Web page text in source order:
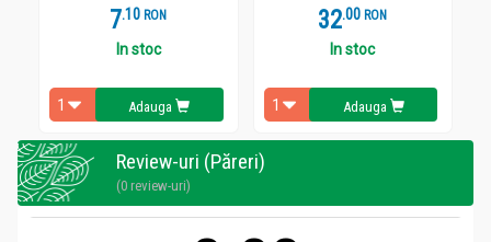
7.1 RON
In stoc
Adauga
32.0 RON
In stoc
Adauga
Review-uri (Păreri)
(0 review-uri)